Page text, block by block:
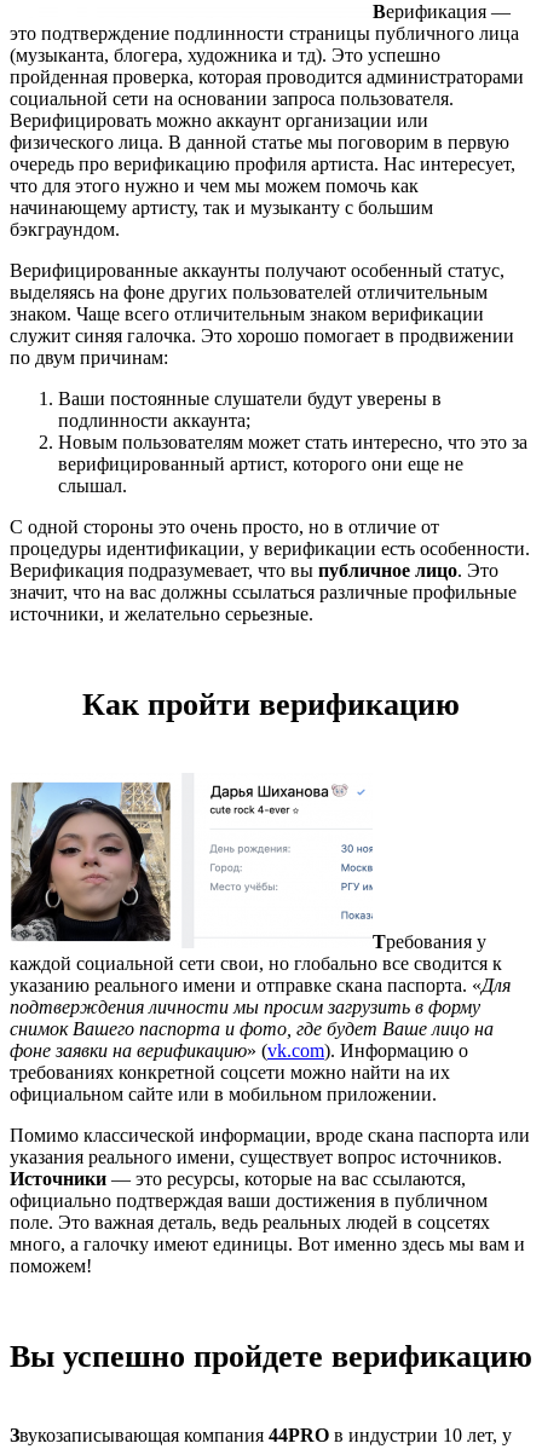
Верификация —
это подтверждение подлинности страницы публичного лица
(музыканта, блогера, художника и тд). Это успешно
пройденная проверка, которая проводится администраторами
социальной сети на основании запроса пользователя.
Верифицировать можно аккаунт организации или
физического лица. В данной статье мы поговорим в первую
очередь про верификацию профиля артиста. Нас интересует,
что для этого нужно и чем мы можем помочь как
начинающему артисту, так и музыканту с большим
бэкграундом.
Верифицированные аккаунты получают особенный статус,
выделяясь на фоне других пользователей отличительным
знаком. Чаще всего отличительным знаком верификации
служит синяя галочка. Это хорошо помогает в продвижении
по двум причинам:
Ваши постоянные слушатели будут уверены в
подлинности аккаунта;
Новым пользователям может стать интересно, что это за
верифицированный артист, которого они еще не
слышал.
С одной стороны это очень просто, но в отличие от
процедуры идентификации, у верификации есть особенности.
Верификация подразумевает, что вы публичное лицо. Это
значит, что на вас должны ссылаться различные профильные
источники, и желательно серьезные.
Как пройти верификацию
Требования у
каждой социальной сети свои, но глобально все сводится к
указанию реального имени и отправке скана паспорта. «Для
подтверждения личности мы просим загрузить в форму
снимок Вашего паспорта и фото, где будет Ваше лицо на
фоне заявки на верификацию» (vk.com). Информацию о
требованиях конкретной соцсети можно найти на их
официальном сайте или в мобильном приложении.
Помимо классической информации, вроде скана паспорта или
указания реального имени, существует вопрос источников.
Источники — это ресурсы, которые на вас ссылаются,
официально подтверждая ваши достижения в публичном
поле. Это важная деталь, ведь реальных людей в соцсетях
много, а галочку имеют единицы. Вот именно здесь мы вам и
поможем!
Вы успешно пройдете верификацию
Звукозаписывающая компания 44PRO в индустрии 10 лет, у